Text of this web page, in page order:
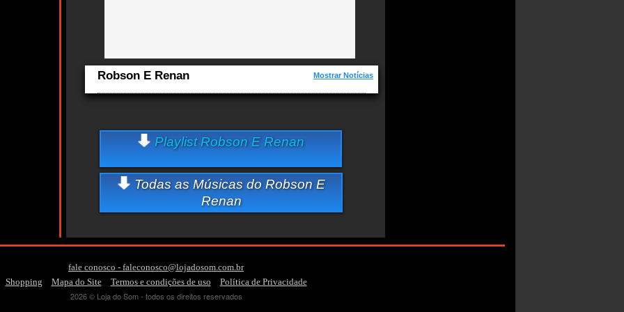
Robson E Renan Mostrar Notícias
Quem ouve Robson E Renan tambem ouve:
Essa semana a música mais ouvida é o arrebatamento - Robson E Renan
Playlist Robson E Renan
Todas as Músicas do Robson E
Renan
fale conosco - faleconosco@lojadosom.com.br
Shopping
Mapa do Site- Termos e condições de uso Política de Privacidade
2026 © Loja do Som - todos os direitos reservados